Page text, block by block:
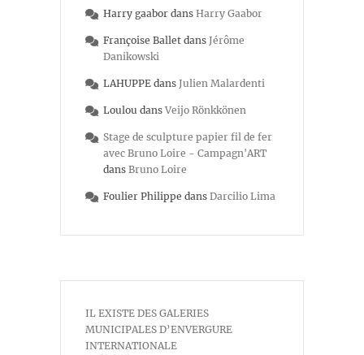
Harry gaabor dans Harry Gaabor
Françoise Ballet dans Jérôme
Danikowski
LAHUPPE dans Julien Malardenti
Loulou dans Veijo Rönkkönen
Stage de sculpture papier fil de fer
avec Bruno Loire - Campagn'ART
dans Bruno Loire
Foulier Philippe dans Darcilio Lima
IL EXISTE DES GALERIES
MUNICIPALES D’ENVERGURE
INTERNATIONALE